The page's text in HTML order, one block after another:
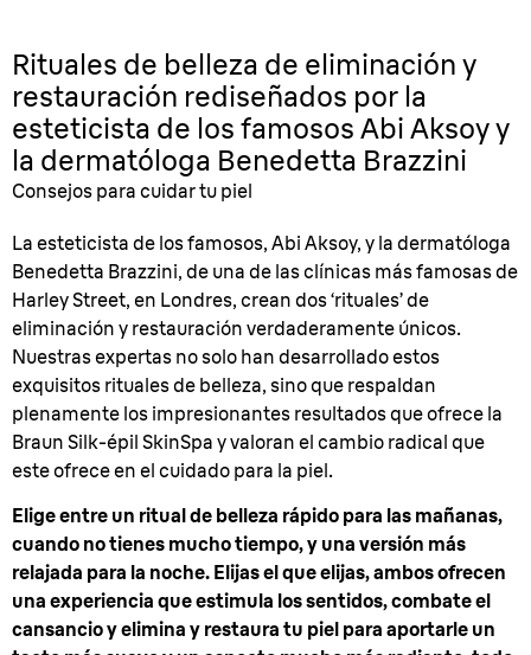
Rituales de belleza de eliminación y
restauración rediseñados por la
esteticista de los famosos Abi Aksoy y
la dermatóloga Benedetta Brazzini
Consejos para cuidar tu piel
La esteticista de los famosos, Abi Aksoy, y la dermatóloga
Benedetta Brazzini, de una de las clínicas más famosas de
Harley Street, en Londres, crean dos ‘rituales’ de
eliminación y restauración verdaderamente únicos.
Nuestras expertas no solo han desarrollado estos
exquisitos rituales de belleza, sino que respaldan
plenamente los impresionantes resultados que ofrece la
Braun Silk-épil SkinSpa y valoran el cambio radical que
este ofrece en el cuidado para la piel.
Elige entre un ritual de belleza rápido para las mañanas,
cuando no tienes mucho tiempo, y una versión más
relajada para la noche. Elijas el que elijas, ambos ofrecen
una experiencia que estimula los sentidos, combate el
cansancio y elimina y restaura tu piel para aportarle un